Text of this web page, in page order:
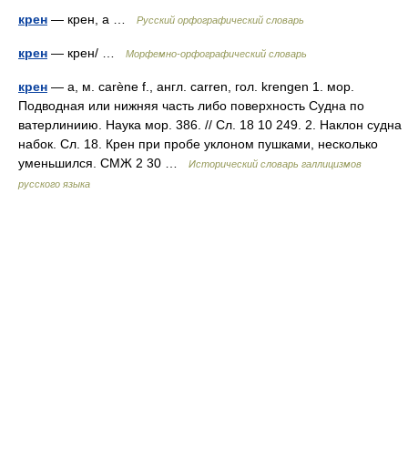
крен — крен, а … Русский орфографический словарь
крен — крен/ … Морфемно-орфографический словарь
крен — а, м. carène f., англ. carren, гол. krengen 1. мор.
Подводная или нижняя часть либо поверхность Судна по
ватерлиниию. Наука мор. 386. // Сл. 18 10 249. 2. Наклон судна
набок. Сл. 18. Крен при пробе уклоном пушками, несколько
уменьшился. СМЖ 2 30 …
Исторический словарь галлицизмов
русского языка